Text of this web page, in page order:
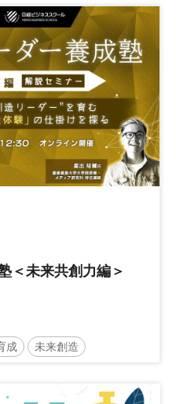
ラム 参加無料
＜未来共創力編＞
成 未来創造